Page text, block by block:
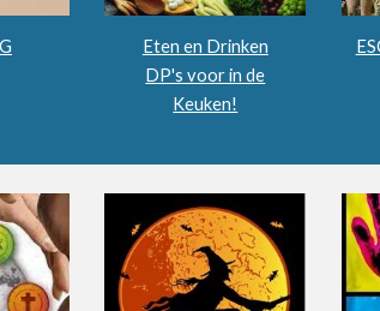
Eten en Drinken
DP's voor in de
Keuken!